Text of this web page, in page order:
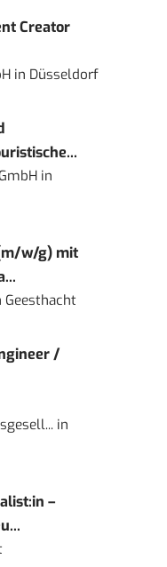
Creator
in Düsseldorf
in
w/g) mit
Geesthacht
/
in
–